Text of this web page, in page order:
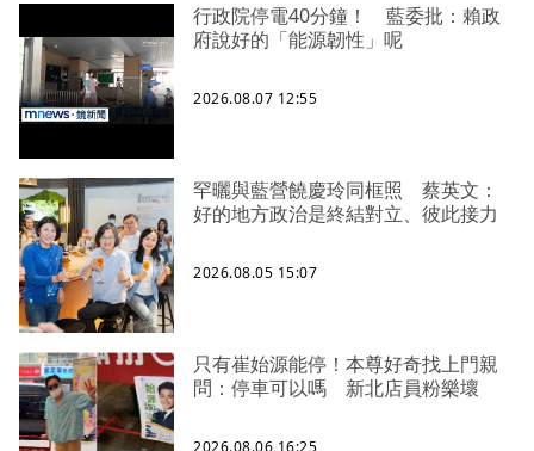
行政院停電40分鐘！ 藍委批：賴政
府說好的「能源韌性」呢
2026.08.07 12:55
罕曬與藍營饒慶玲同框照 蔡英文：
好的地方政治是終結對立、彼此接力
2026.08.05 15:07
只有崔始源能停！本尊好奇找上門親
問：停車可以嗎 新北店員粉樂壞
2026.08.06 16:25